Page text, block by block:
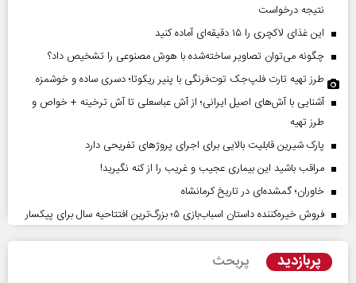
نتیجه درخواست
این غذای لاکچری را ۱۵ دقیقه‌ای آماده کنید
چگونه می‌توان تصاویر ساخته‌شده با هوش مصنوعی را تشخیص داد؟
طرز تهیه تارت فلپ‌جک توت‌فرنگی با پنیر ریکوتا؛ دسری ساده و خوشمزه
آشنایی با آش‌های اصیل ایرانی؛ از آش عباسعلی تا آش ترخینه + خواص و
طرز تهیه
پارک شیرین قابلیت‌ بالایی برای اجرای پروژهای تفریحی دارد
مراقب باشید این بیماری عجیب و غریب را از کنه نگیرید!
خاوران؛ گمشده‌ای در تاریخ کرمانشاه
فروش خیره‌کننده داستان اسباب‌بازی ۵؛ بزرگ‌ترین افتتاحیه سال برای پیکسار
پربازدید پربحث